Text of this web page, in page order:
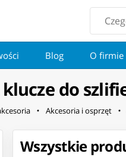
Blog O firmie
do
Akcesoria i osprzęt
Wszystkie